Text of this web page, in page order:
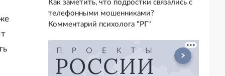
Как заметить, что подростки связались с
телефонными мошенниками?
Комментарий психолога "РГ"